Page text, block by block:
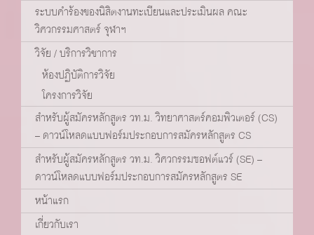
ระบบคำร้องของนิสิตงานทะเบียนและประเมินผล คณะ
วิศวกรรมศาสตร์ จุฬาฯ
วิจัย / บริการวิชาการ
ห้องปฏิบัติการวิจัย
โครงการวิจัย
สำหรับผู้สมัครหลักสูตร วท.ม. วิทยาศาสตร์คอมพิวเตอร์ (CS)
– ดาวน์โหลดแบบฟอร์มประกอบการสมัครหลักสูตร CS
สำหรับผู้สมัครหลักสูตร วท.ม. วิศวกรรมซอฟต์แวร์ (SE) –
ดาวน์โหลดแบบฟอร์มประกอบการสมัครหลักสูตร SE
หน้าแรก
เกี่ยวกับเรา